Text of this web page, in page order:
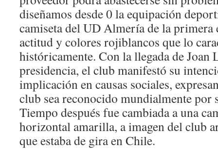
diseñamos desde 0 la equipación
camiseta del UD Almería de la primera
actitud y colores rojiblancos que lo
históricamente. Con la llegada de Joan
presidencia, el club manifestó su
implicación en causas sociales,
club sea reconocido mundialmente por
Tiempo después fue cambiada a una
horizontal amarilla, a imagen del club
que estaba de gira en Chile.